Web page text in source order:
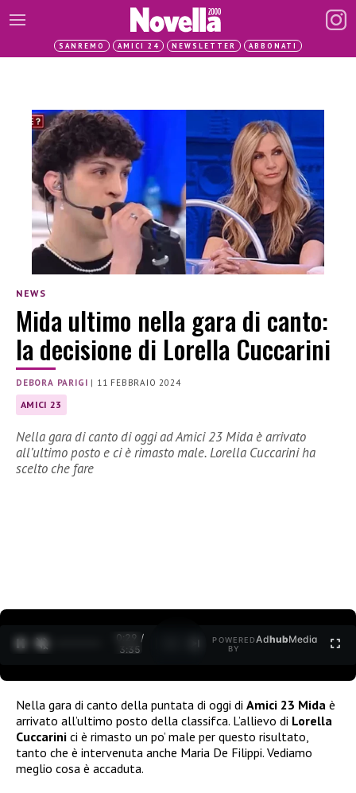
SANREMO AMICI 24 NEWSLETTER ABBONATI
NEWS
Mida ultimo nella gara di canto:
la decisione di Lorella Cuccarini
DEBORA PARIGI | 11 FEBBRAIO 2024
AMICI 23
Nella gara di canto di oggi ad Amici 23 Mida è arrivato
all’ultimo posto e ci è rimasto male. Lorella Cuccarini ha
scelto che fare
0:30 /
3:35
POWERED
BY
AdhubMedia
Nella gara di canto della puntata di oggi di Amici 23 Mida è
arrivato all’ultimo posto della classifca. L’allievo di Lorella
Cuccarini ci è rimasto un po’ male per questo risultato,
tanto che è intervenuta anche Maria De Filippi. Vediamo
meglio cosa è accaduta.